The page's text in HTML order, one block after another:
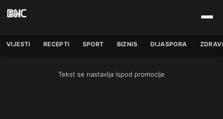
VIJESTI RECEPTI SPORT BIZNIS DIJASPORA
Tekst se nastavlja ispod promocije